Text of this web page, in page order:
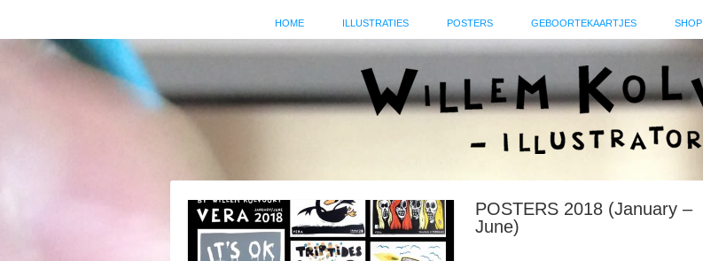
HOME ILLUSTRATIES POSTERS GEBOORTEKAARTJES SHOP
POSTERS 2018 (January –
June)